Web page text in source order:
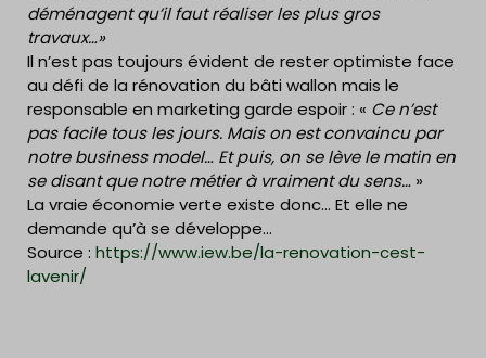
déménagent qu’il faut réaliser les plus gros
travaux…»
Il n’est pas toujours évident de rester optimiste face
au défi de la rénovation du bâti wallon mais le
responsable en marketing garde espoir : « Ce n’est
pas facile tous les jours. Mais on est convaincu par
notre business model… Et puis, on se lève le matin en
se disant que notre métier à vraiment du sens… »
La vraie économie verte existe donc… Et elle ne
demande qu’à se développe…
Source : https://www.iew.be/la-renovation-cest-
lavenir/